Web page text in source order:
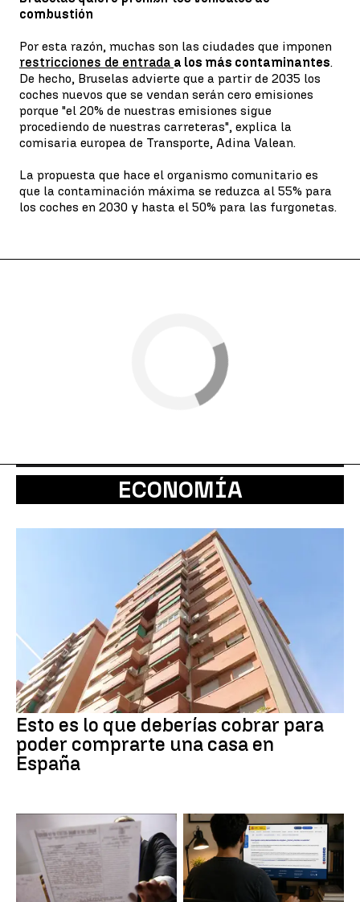
combustión
Por esta razón, muchas son las ciudades que imponen
restricciones de entrada a los más contaminantes.
De hecho, Bruselas advierte que a partir de 2035 los
coches nuevos que se vendan serán cero emisiones
porque "el 20% de nuestras emisiones sigue
procediendo de nuestras carreteras", explica la
comisaria europea de Transporte, Adina Valean.
La propuesta que hace el organismo comunitario es
que la contaminación máxima se reduzca al 55% para
los coches en 2030 y hasta el 50% para las furgonetas.
ECONOMÍA
Esto es lo que deberías cobrar para
poder comprarte una casa en
España